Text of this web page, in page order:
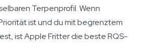
Terpenprofil. Wenn
ist und du mit begrenztem
ist Apple Fritter die beste RQS-